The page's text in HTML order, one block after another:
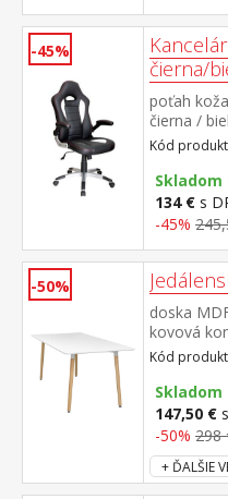
-45%
čierna/
poťah
čierna /
výškovo
Kód
Skladom
134 € s
-45%
-50%
doska
kovová
biela
Kód
Skladom
147,50 €
-50% 298
+ ĎALŠIE